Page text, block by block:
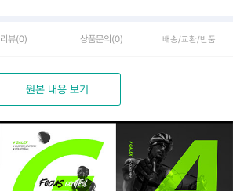
리뷰(0) 상품문의 (0) 배송/교환/반품
원본 내용 보기